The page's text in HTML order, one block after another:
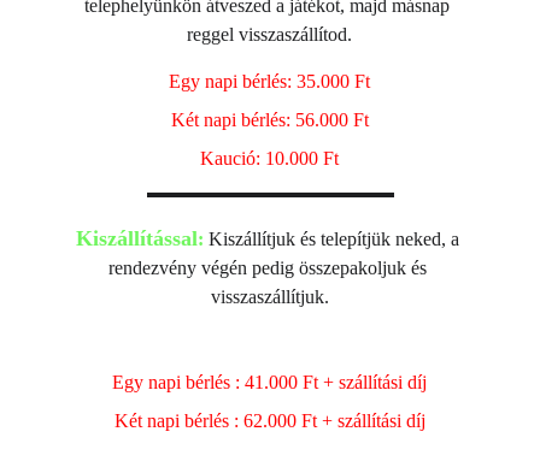
telephelyünkön átveszed a játékot, majd másnap
reggel visszaszállítod.
Egy napi bérlés: 35.000 Ft
Két napi bérlés: 56.000 Ft
Kaució: 10.000 Ft
Kiszállítással: Kiszállítjuk és telepítjük neked, a
rendezvény végén pedig összepakoljuk és
visszaszállítjuk.
Egy napi bérlés : 41.000 Ft + szállítási díj
Két napi bérlés : 62.000 Ft + szállítási díj